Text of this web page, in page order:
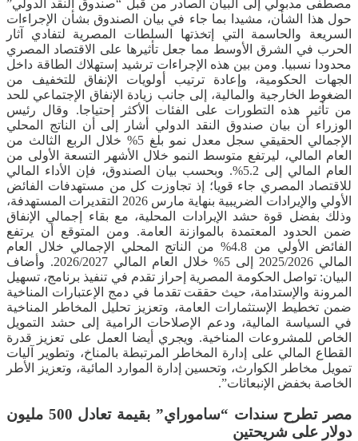
مصطفى مدبولي إلى البيان الصادر من قبل “صندوق النقد الدولي”
حول هذا الشأن، مشيدا بما جاء في بيان الصندوق بشأن الإجراءات
السريعة والحاسمة التي إتخذتها السلطات المصرية لتفادي آثار
الحرب في الشرق الأوسط مما جعل تأثيرها على الاقتصاد المصري
محدودا نسبيا. ومن بين هذه الإجراءات ترشيد إستهلاك الطاقة داخل
الجهات الحكومية، وإعادة ترتيب أولويات الإنفاق للتخفيف من
الضغوط الخارجية والمالية، إلى جانب زيادة الإنفاق الإجتماعي للحد
من تأثير هذه التطورات على الفئات الأكثر إحتياجا. وقال رئيس
الوزراء أن بيان صندوق النقد الدولي أشار إلى أن الناتج المحلي
الإجمالي الحقيقي سجل معدل نمو بلغ 5% خلال الربع الثالث من
العام المالي، ليرتفع متوسط النمو خلال الأشهر التسعة الأولى من
العام المالي إلى 5.2%. وبحسب بيان الصندوق، فإن الأداء المالي
للاقتصاد المصري جاء قويا؛ إذ تجاوزت كل من مستهدفات الفائض
الأولي والإيرادات الضريبية بنهاية مارس 2026 التقديرات المستهدفة،
وذلك بفضل قوة حشد الإيرادات المحلية، مع بقاء إجمالي الإنفاق
ضمن الحدود المعتمدة بالموازنة العامة. ومن المتوقع أن يرتفع
الفائض الأولي من 4.8% من الناتج المحلي الإجمالي خلال العام
المالي 2025/2026 إلى 5% خلال العام المالي 2026/2027. وأضاف
البيان: تواصل الحكومة المصرية إحراز تقدم في تنفيذ برنامج، تسهيل
المرونة والإستدامة، حيث حققت تقدما في دمج الإعتبارات المناخية
ضمن تخطيط الإستثمارات العامة، وتعزيز تحليل المخاطر المناخية
في السياسة المالية، ودعم الإصلاحات الرامية إلى حشد التمويل
الخاص للمشروعات المناخية. ويجري أيضا العمل على تعزيز قدرة
القطاع المالي على إدارة المخاطر المرتبطة بالمناخ، وتطوير آليات
تمويل مخاطر الكوارث، وتحسين إدارة الموارد المائية، وتعزيز الأطر
الخاصة بخفض الإنبعاثات”.
مصر تطرح سندات “ساموراي” بقيمة تعادل 500 مليون
دولار على شريحتين